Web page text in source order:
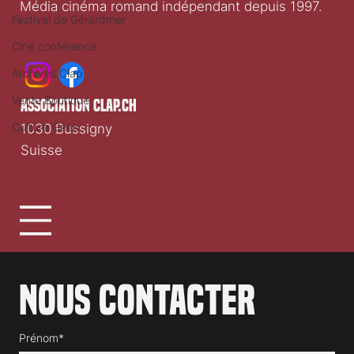
Festival de Gérardmer
Ciné conférence
Archives Clap
Vente Boutique
Culture Geek
Média cinéma romand indépendant depuis 1997.
Nous contacter
Prénom*
association clap.ch
1030 Bussigny
Suisse